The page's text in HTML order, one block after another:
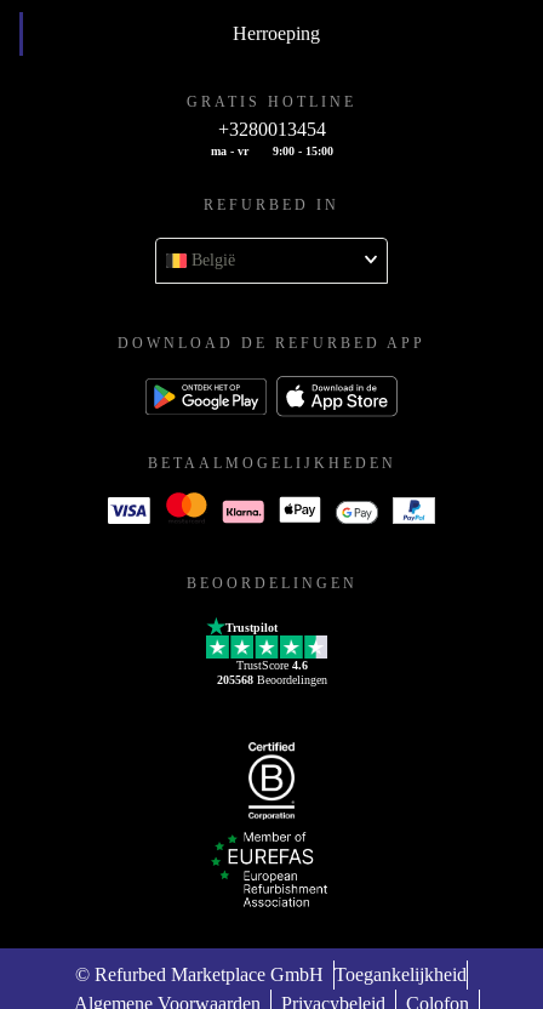
Herroeping
GRATIS HOTLINE
+3280013454
ma - vr 9:00 - 15:00
REFURBED IN
België
DOWNLOAD DE REFURBED APP
BETAALMOGELIJKHEDEN
BEOORDELINGEN
Trustpilot
TrustScore 4.6
205568Beoordelingen
© Refurbed Marketplace GmbH Toegankelijkheid
Algemene Voorwaarden
Privacybeleid Colofon